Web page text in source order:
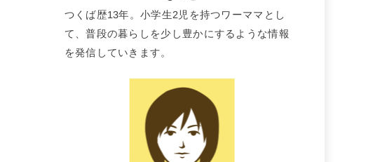
つくば歴13年。小学生2児を持つワーママとし
て、普段の暮らしを少し豊かにするような情報
を発信していきます。